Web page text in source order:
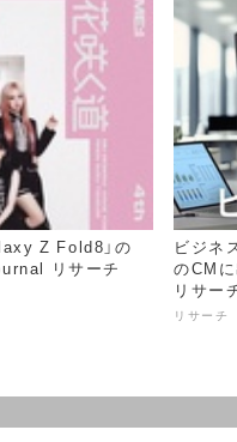
Z Fold8」の
リサーチ
ビジネ
のCM
リサー
リサーチ